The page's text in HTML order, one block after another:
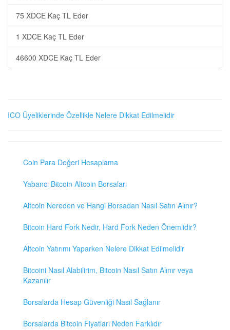
75 XDCE Kaç TL Eder
1 XDCE Kaç TL Eder
46600 XDCE Kaç TL Eder
ICO Üyeliklerinde Özellikle Nelere Dikkat Edilmelidir
Coin Para Değeri Hesaplama
Yabancı Bitcoin Altcoin Borsaları
Altcoin Nereden ve Hangi Borsadan Nasıl Satın Alınır?
Bitcoin Hard Fork Nedir, Hard Fork Neden Önemlidir?
Altcoin Yatırımı Yaparken Nelere Dikkat Edilmelidir
Bitcoini Nasıl Alabilirim, Bitcoin Nasıl Satın Alınır veya
Kazanılır
Borsalarda Hesap Güvenliği Nasıl Sağlanır
Borsalarda Bitcoin Fiyatları Neden Farklıdır